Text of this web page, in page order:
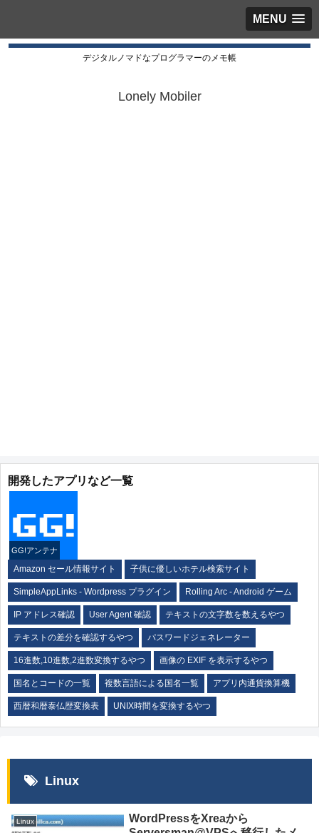
MENU
デジタルノマドなプログラマーのメモ帳
Lonely Mobiler
開発したアプリなど一覧
GG!アンテナ
Amazon セール情報サイト 子供に優しいホテル検索サイト
SimpleAppLinks - Wordpress プラグイン Rolling Arc - Android ゲーム
IP アドレス確認 User Agent 確認 テキストの文字数を数えるやつ
テキストの差分を確認するやつ パスワードジェネレーター
16進数,10進数,2進数変換するやつ 画像の EXIF を表示するやつ
国名とコードの一覧 複数言語による国名一覧 アプリ内通貨換算機
西暦和暦泰仏歴変換表 UNIX時間を変換するやつ
Linux
Linux
WordPressをXreaから